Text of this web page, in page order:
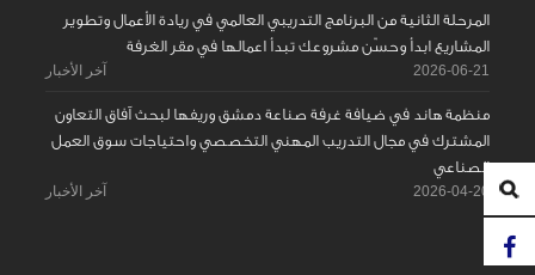
المرحلة الثانية من البرنامج التدريبي العالمي في ريادة الأعمال وتطوير
المشاريع ابدأ وحسّن مشروعك تبدأ اعمالها في مقر الغرفة
2026-06-21 آخر الأخبار
منظمة هاند في ضيافة غرفة صناعة دمشق وريفها لبحث آفاق التعاون
المشترك في مجال التدريب المهني التخصصي واحتياجات سوق العمل
الصناعي
2026-04-20 آخر الأخبار